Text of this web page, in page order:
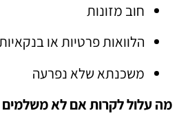
חוב מזונות
הלוואות פרטיות או
משכנתא שלא נפרעה
מה עלול לקרות אם לא